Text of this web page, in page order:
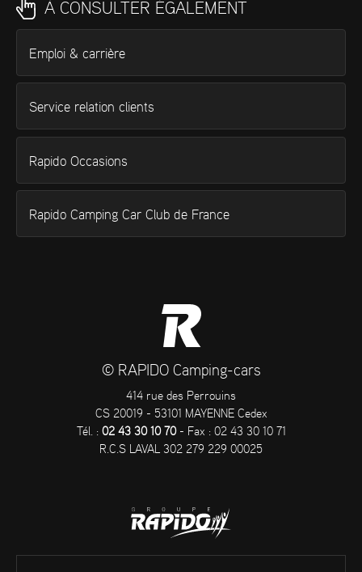
À CONSULTER ÉGALEMENT
Emploi & carrière
Service relation clients
Rapido Occasions
Rapido Camping Car Club de France
© RAPIDO Camping-cars
414 rue des Perrouins
CS 20019 - 53101 MAYENNE Cedex
Tél. : 02 43 30 10 70- Fax : 02 43 30 10 71
R.C.S LAVAL 302 279 229 00025